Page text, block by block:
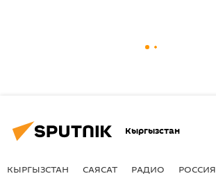
Кыргызстан
КЫРГЫЗСТАН САЯСАТ РАДИО РОССИЯ